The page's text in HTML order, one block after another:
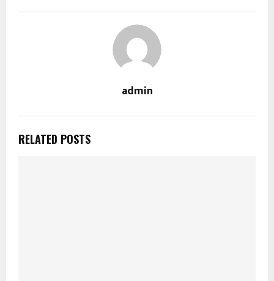
admin
RELATED POSTS